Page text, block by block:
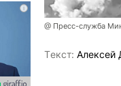
@ Пресс-служба
Tекст: Алексей